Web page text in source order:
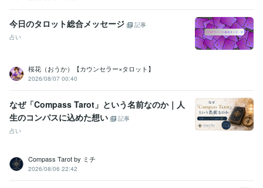
今日のタロット総合メッセージ
記事
占い
桜花（おうか）【カウンセラー×タロット】
2026/08/07 00:40
なぜ「Compass Tarot」という名前なのか｜人
生のコンパスに込めた想い
記事
占い
Compass Tarot by ミチ
2026/08/06 22:42